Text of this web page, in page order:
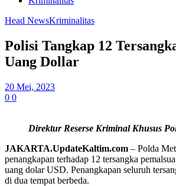
Head NewsKriminalitas
Polisi Tangkap 12
Uang Dollar
20 Mei, 2023
0 0
Direktur Reserse Kriminal Khusus
JAKARTA.UpdateKaltim.com – Polda
penangkapan terhadap 12 tersangka
uang dolar USD. Penangkapan seluruh
di dua tempat berbeda.